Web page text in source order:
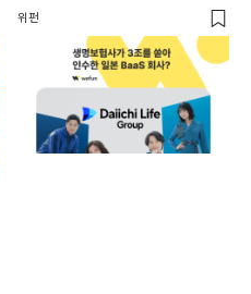
일본 BaaS 회사의 정체는?
위펀